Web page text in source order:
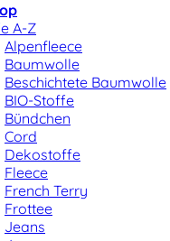
A-Z
Alpenfleece
Baumwolle
Beschichtete Baumwolle
BIO-Stoffe
Bündchen
Cord
Dekostoffe
Fleece
French Terry
Frottee
Jeans